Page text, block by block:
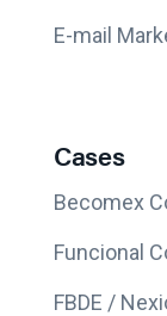
E-mail
Cases
Becomex
Funcional
FBDE /